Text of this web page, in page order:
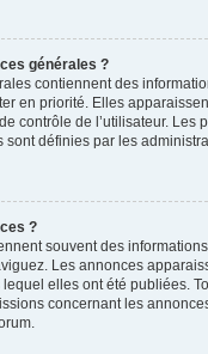
générales ?
contiennent des
en priorité. Elles
contrôle de l’utilisateur. Les
sont définies par les
?
souvent des
Les annonces
elles ont été publiées.
concernant les